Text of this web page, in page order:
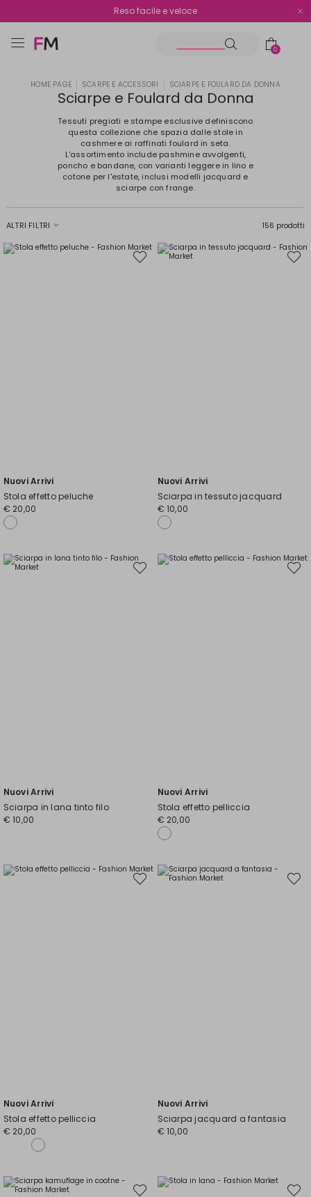
Reso facile e veloce
Spedizione gratuita oltre i €70
0
HOME PAGE SCARPE E ACCESSORI SCIARPE E FOULARD DA DONNA
Sciarpe e Foulard da Donna
Tessuti pregiati e stampe esclusive definiscono
questa collezione che spazia dalle stole in
cashmere ai raffinati foulard in seta.
L'assortimento include pashmine avvolgenti,
poncho e bandane, con varianti leggere in lino e
cotone per l'estate, inclusi modelli jacquard e
sciarpe con frange.
ALTRI FILTRI 156 prodotti
Nuovi Arrivi
Stola effetto peluche
€ 20,00
Sposta
Nuovi Arrivi
Sciarpa in tessuto jacquard
€ 10,00
Nuovi Arrivi
Sciarpa in lana tinto filo
€ 10,00
Sposta
Nuovi Arrivi
Stola effetto pelliccia
€ 20,00
Nuovi Arrivi
Stola effetto pelliccia
€ 20,00
Sposta
Nuovi Arrivi
Sciarpa jacquard a fantasia
€ 10,00
Sposta